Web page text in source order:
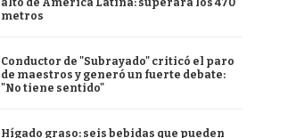
alto de América Latina: superará los 470
metros
Conductor de "Subrayado" criticó el paro
de maestros y generó un fuerte debate:
"No tiene sentido"
Hígado graso: seis bebidas que pueden